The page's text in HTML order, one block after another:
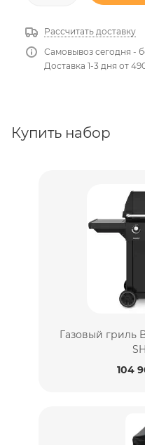
Рассчитать доставку
Самовывоз сегодня -
Доставка 1-3 дня от
Купить набор
Газовый гриль
104